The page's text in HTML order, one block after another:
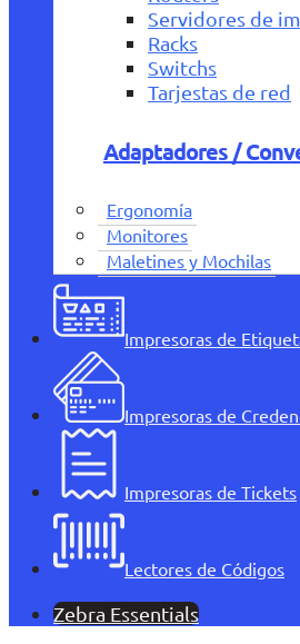
Servidores de
Racks
Switchs
Tarjestas de red
Adaptadores /
Ergonomía
Monitores
Maletines y Mochilas
Impresoras de
Impresoras de
Impresoras de Tickets
Lectores de Códigos
Zebra Essentials